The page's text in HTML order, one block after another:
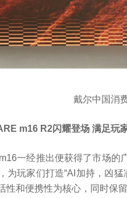
戴尔中国消
m16 R2闪耀登场 满足玩
一经推出便获得了市场的
为玩家们打造“AI加持，凶
性和便携性为核心，同时保
2026年，AI Agent正在完成从“问答工具
进化。当技术实现从“能听会给答案”…